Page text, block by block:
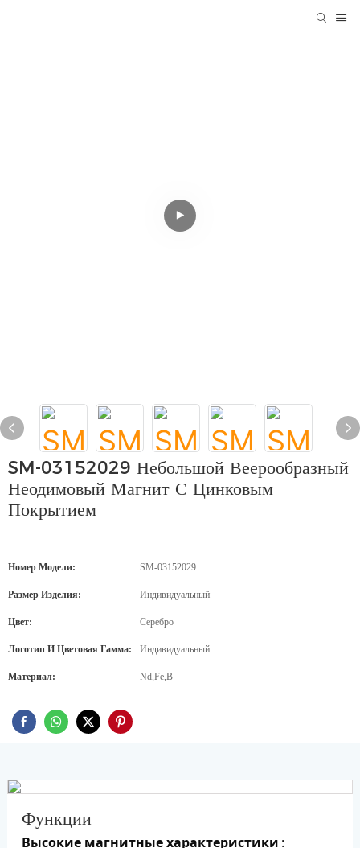
SM-03152029 Небольшой Веерообразный
Неодимовый Магнит С Цинковым
Покрытием
Номер Модели: SM-03152029
Размер Изделия: Индивидуальный
Цвет: Серебро
Логотип И Цветовая Гамма: Индивидуальный
Материал: Nd,Fe,B
Функции
Высокие магнитные характеристики :